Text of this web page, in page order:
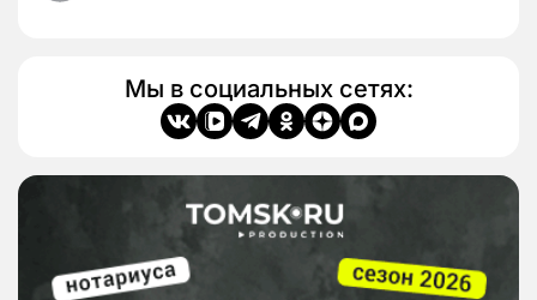
Мы в социальных сетях: